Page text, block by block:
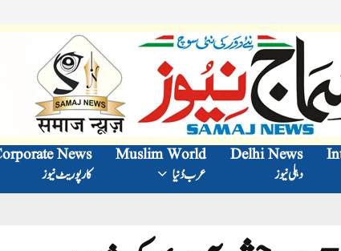
Delhi News
دہلی نیوز
Muslim World
عرب دُنیا
News
کارپوریٹ نیوز